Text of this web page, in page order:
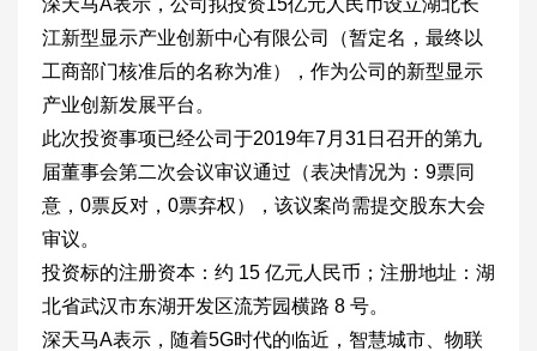
深天马A表示，公司拟投资15亿元人民币设立湖北长
江新型显示产业创新中心有限公司（暂定名，最终以
工商部门核准后的名称为准），作为公司的新型显示
产业创新发展平台。
此次投资事项已经公司于2019年7月31日召开的第九
届董事会第二次会议审议通过（表决情况为：9票同
意，0票反对，0票弃权），该议案尚需提交股东大会
审议。
投资标的注册资本：约 15 亿元人民币；注册地址：湖
北省武汉市东湖开发区流芳园横路 8 号。
深天马A表示，随着5G时代的临近，智慧城市、物联